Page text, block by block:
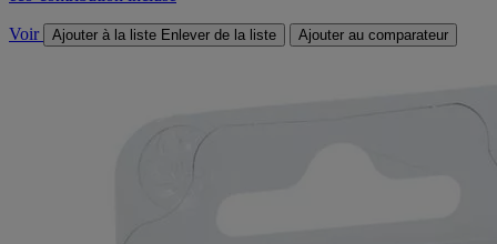
Voir Ajouter à la liste Enlever de la liste Ajouter au comparateur